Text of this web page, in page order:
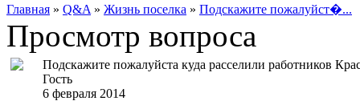
Главная » Q&A » Жизнь поселка » Подскажите пожалуйст�...
Просмотр вопроса
Подскажите пожалуйста куда расселили работников
Гость
6 февраля 2014